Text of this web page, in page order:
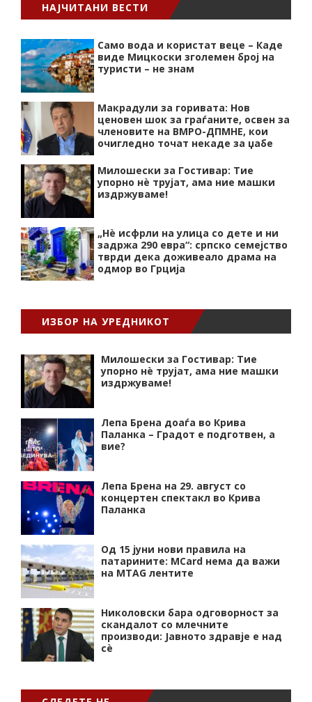
НАЈЧИТАНИ ВЕСТИ
Само вода и користат веце – Каде
виде Мицкоски зголемен број на
туристи – не знам
Макрадули за горивата: Нов
ценовен шок за граѓаните, освен за
членовите на ВМРО-ДПМНЕ, кои
очигледно точат некаде за џабе
Милошески за Гостивар: Тие
упорно нѐ трујат, ама ние машки
издржуваме!
„Нѐ исфрли на улица со дете и ни
задржа 290 евра“: српско семејство
тврди дека доживеало драма на
одмор во Грција
ИЗБОР НА УРЕДНИКОТ
Милошески за Гостивар: Тие
упорно нѐ трујат, ама ние машки
издржуваме!
Лепа Брена доаѓа во Крива
Паланка – Градот е подготвен, а
вие?
Лепа Брена на 29. август со
концертен спектакл во Крива
Паланка
Од 15 јуни нови правила на
патарините: MCard нема да важи
на MTAG лентите
Николовски бара одговорност за
скандалот со млечните
производи: Јавното здравје е над
сѐ